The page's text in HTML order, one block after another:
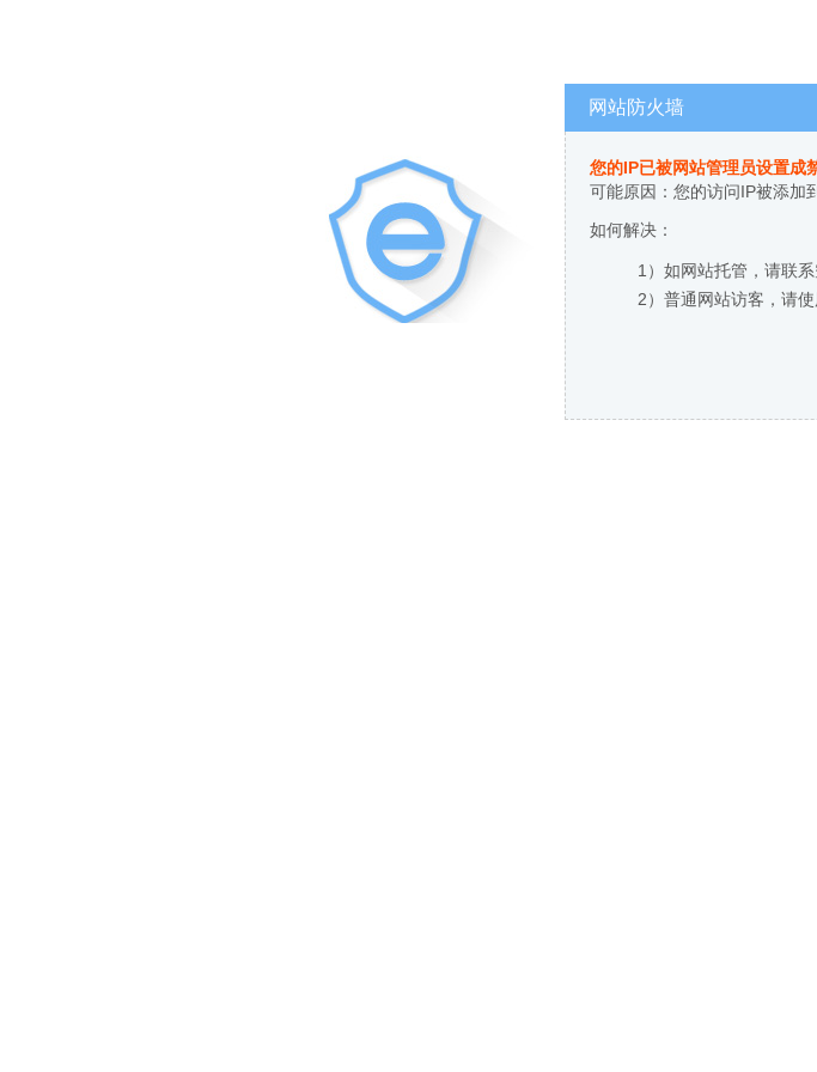
网站防火墙
您的IP已被网站管理员设置成
可能原因：您的访问IP被添加
如何解决：
1）如网站托管，请联系
2）普通网站访客，请